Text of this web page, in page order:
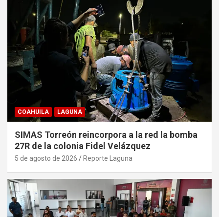
COAHUILA LAGUNA
SIMAS Torreón reincorpora a la red la bomba
27R de la colonia Fidel Velázquez
5 de agosto de 2026 Reporte Laguna